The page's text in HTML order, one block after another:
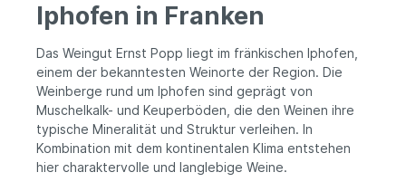
Iphofen in Franken
Das Weingut Ernst Popp liegt im fränkischen Iphofen,
einem der bekanntesten Weinorte der Region. Die
Weinberge rund um Iphofen sind geprägt von
Muschelkalk- und Keuperböden, die den Weinen ihre
typische Mineralität und Struktur verleihen. In
Kombination mit dem kontinentalen Klima entstehen
hier charaktervolle und langlebige Weine.